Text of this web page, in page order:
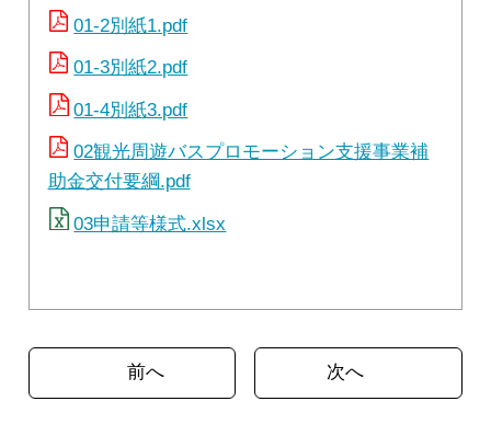
01-2別紙1.pdf
01-3別紙2.pdf
01-4別紙3.pdf
02観光周遊バスプロモーション支援事業補
助金交付要綱.pdf
03申請等様式.xlsx
前へ 次へ